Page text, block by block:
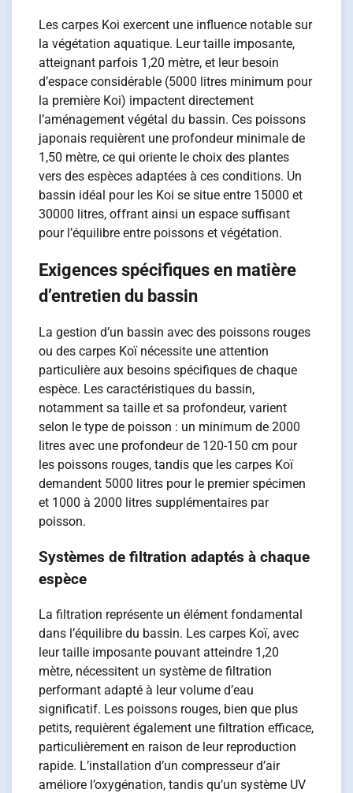
Les carpes Koi exercent une influence notable sur
la végétation aquatique. Leur taille imposante,
atteignant parfois 1,20 mètre, et leur besoin
d’espace considérable (5000 litres minimum pour
la première Koi) impactent directement
l’aménagement végétal du bassin. Ces poissons
japonais requièrent une profondeur minimale de
1,50 mètre, ce qui oriente le choix des plantes
vers des espèces adaptées à ces conditions. Un
bassin idéal pour les Koi se situe entre 15000 et
30000 litres, offrant ainsi un espace suffisant
pour l’équilibre entre poissons et végétation.
Exigences spécifiques en matière
d’entretien du bassin
La gestion d’un bassin avec des poissons rouges
ou des carpes Koï nécessite une attention
particulière aux besoins spécifiques de chaque
espèce. Les caractéristiques du bassin,
notamment sa taille et sa profondeur, varient
selon le type de poisson : un minimum de 2000
litres avec une profondeur de 120-150 cm pour
les poissons rouges, tandis que les carpes Koï
demandent 5000 litres pour le premier spécimen
et 1000 à 2000 litres supplémentaires par
poisson.
Systèmes de filtration adaptés à chaque
espèce
La filtration représente un élément fondamental
dans l’équilibre du bassin. Les carpes Koï, avec
leur taille imposante pouvant atteindre 1,20
mètre, nécessitent un système de filtration
performant adapté à leur volume d’eau
significatif. Les poissons rouges, bien que plus
petits, requièrent également une filtration efficace,
particulièrement en raison de leur reproduction
rapide. L’installation d’un compresseur d’air
améliore l’oxygénation, tandis qu’un système UV